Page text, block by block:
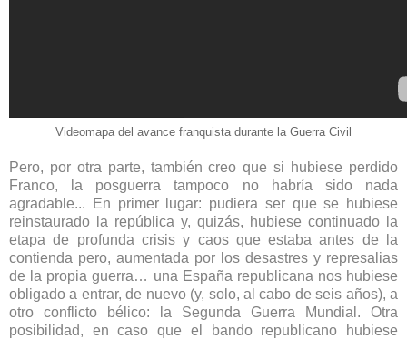
Videomapa del avance franquista durante la Guerra Civil
Pero, por otra parte, también creo que si hubiese perdido
Franco, la posguerra tampoco no habría sido nada
agradable... En primer lugar: pudiera ser que se hubiese
reinstaurado la república y, quizás, hubiese continuado la
etapa de profunda crisis y caos que estaba antes de la
contienda pero, aumentada por los desastres y represalias
de la propia guerra… una España republicana nos hubiese
obligado a entrar, de nuevo (y, solo, al cabo de seis años), a
otro conflicto bélico: la Segunda Guerra Mundial. Otra
posibilidad, en caso que el bando republicano hubiese